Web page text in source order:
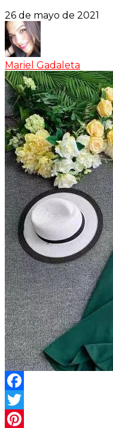
26 de mayo de 2021
Mariel Gadaleta
Facebook
Twitter